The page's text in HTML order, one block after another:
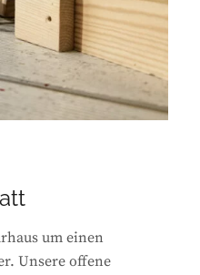
um einen
Unsere offene